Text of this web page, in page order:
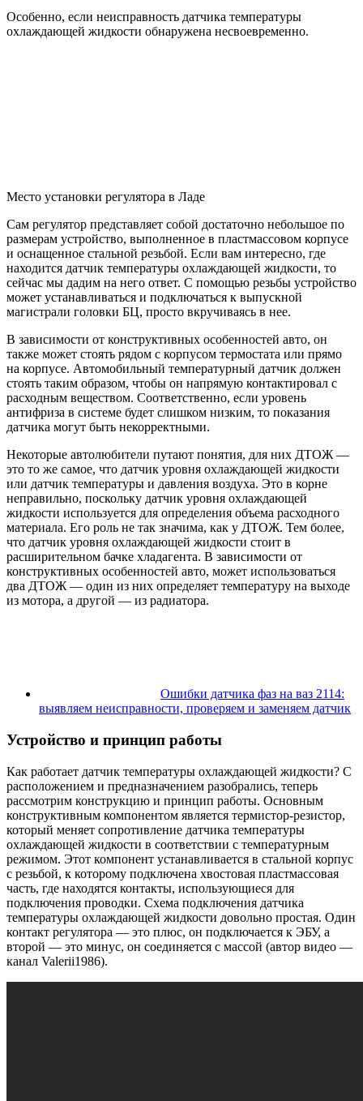
Особенно, если неисправность датчика температуры
охлаждающей жидкости обнаружена несвоевременно.
Место установки регулятора в Ладе
Сам регулятор представляет собой достаточно небольшое по
размерам устройство, выполненное в пластмассовом корпусе
и оснащенное стальной резьбой. Если вам интересно, где
находится датчик температуры охлаждающей жидкости, то
сейчас мы дадим на него ответ. С помощью резьбы устройство
может устанавливаться и подключаться к выпускной
магистрали головки БЦ, просто вкручиваясь в нее.
В зависимости от конструктивных особенностей авто, он
также может стоять рядом с корпусом термостата или прямо
на корпусе. Автомобильный температурный датчик должен
стоять таким образом, чтобы он напрямую контактировал с
расходным веществом. Соответственно, если уровень
антифриза в системе будет слишком низким, то показания
датчика могут быть некорректными.
Некоторые автолюбители путают понятия, для них ДТОЖ —
это то же самое, что датчик уровня охлаждающей жидкости
или датчик температуры и давления воздуха. Это в корне
неправильно, поскольку датчик уровня охлаждающей
жидкости используется для определения объема расходного
материала. Его роль не так значима, как у ДТОЖ. Тем более,
что датчик уровня охлаждающей жидкости стоит в
расширительном бачке хладагента. В зависимости от
конструктивных особенностей авто, может использоваться
два ДТОЖ — один из них определяет температуру на выходе
из мотора, а другой — из радиатора.
Ошибки датчика фаз на ваз 2114:
выявляем неисправности, проверяем и заменяем датчик
Устройство и принцип работы
Как работает датчик температуры охлаждающей жидкости? С
расположением и предназначением разобрались, теперь
рассмотрим конструкцию и принцип работы. Основным
конструктивным компонентом является термистор-резистор,
который меняет сопротивление датчика температуры
охлаждающей жидкости в соответствии с температурным
режимом. Этот компонент устанавливается в стальной корпус
с резьбой, к которому подключена хвостовая пластмассовая
часть, где находятся контакты, использующиеся для
подключения проводки. Схема подключения датчика
температуры охлаждающей жидкости довольно простая. Один
контакт регулятора — это плюс, он подключается к ЭБУ, а
второй — это минус, он соединяется с массой (автор видео —
канал Valerii1986).